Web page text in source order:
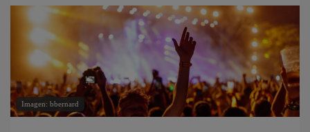
Imagen: bbernard